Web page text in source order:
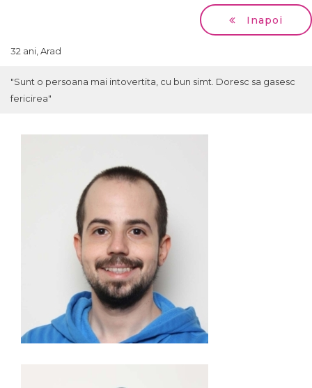
Inapoi
32 ani, Arad
"Sunt o persoana mai intovertita, cu bun simt. Doresc sa gasesc
fericirea"